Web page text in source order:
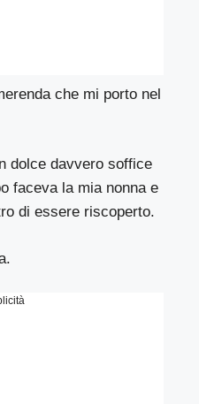
che mi porto nel
dolce davvero soffice
faceva la mia nonna e
di essere riscoperto.